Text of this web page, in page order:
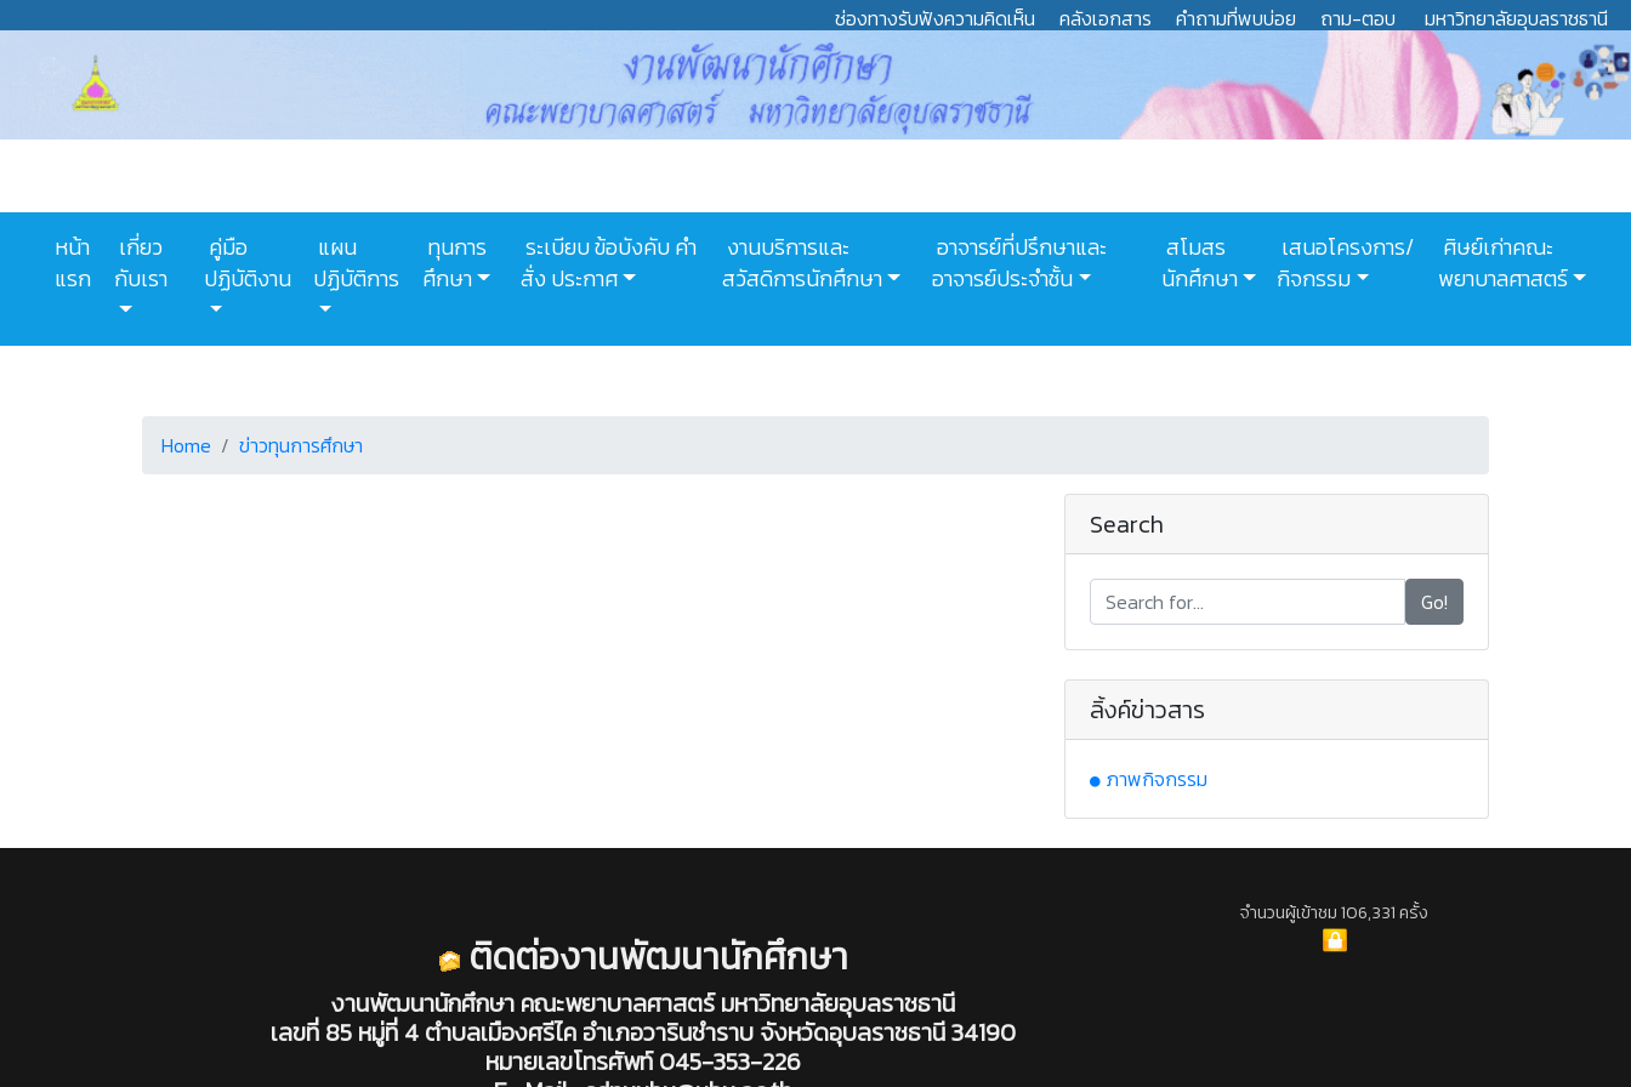
ช่องทางรับฟังความคิดเห็น คลังเอกสาร คำถามที่พบบ่อย ถาม-ตอบ มหาวิทยาลัยอุบลราชธานี
หน้า
แรก
เกี่ยว
กับเรา
คู่มือ
ปฏิบัติงาน
แผน
ปฏิบัติการ
ทุนการ
ศึกษา
ระเบียบ ข้อบังคับ คำ
สั่ง ประกาศ
งานบริการและ
สวัสดิการนักศึกษา
อาจารย์ที่ปรึกษาและ
อาจารย์ประจำชั้น
สโมสร
นักศึกษา
เสนอโครงการ/
กิจกรรม
ศิษย์เก่าคณะ
พยาบาลศาสตร์
Home ข่าวทุนการศึกษา
Search
Go!
ลิ้งค์ข่าวสาร
ภาพกิจกรรม
ติดต่องานพัฒนานักศึกษา
งานพัฒนานักศึกษา คณะพยาบาลศาสตร์ มหาวิทยาลัยอุบลราชธานี
เลขที่ 85 หมู่ที่ 4 ตำบลเมืองศรีไค อำเภอวารินชำราบ จังหวัดอุบลราชธานี 34190
หมายเลขโทรศัพท์ 045-353-226
จำนวนผู้เข้าชม 106,331 ครั้ง